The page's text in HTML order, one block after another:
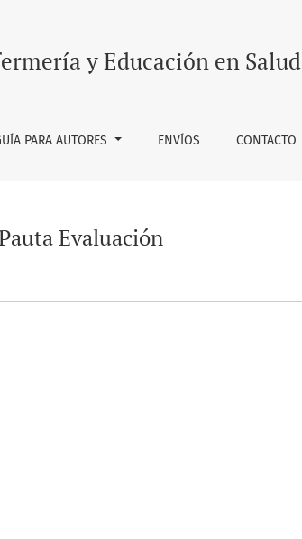
y Educación en Salud
PARA AUTORES ENVÍOS CONTACTO
Evaluación